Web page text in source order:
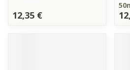
12,35 €